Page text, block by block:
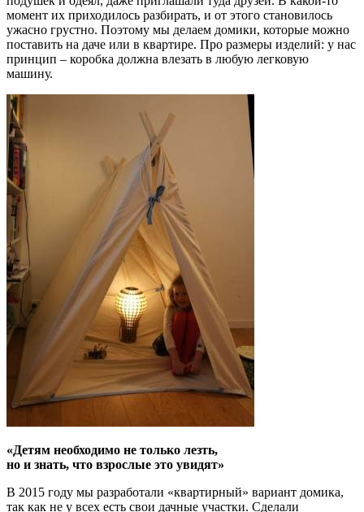
момент их приходилось разбирать, и от этого становилось
ужасно грустно. Поэтому мы делаем домики, которые можно
поставить на даче или в квартире. Про размеры изделий: у нас
принцип – коробка должна влезать в любую легковую
машину.
«Детям необходимо не только лезть,
но и знать, что взрослые это увидят»
В 2015 году мы разработали «квартирный» вариант домика,
так как не у всех есть свои дачные участки. Сделали